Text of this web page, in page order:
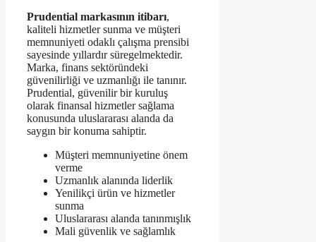
Prudential markasının itibarı,
kaliteli hizmetler sunma ve müşteri
memnuniyeti odaklı çalışma prensibi
sayesinde yıllardır süregelmektedir.
Marka, finans sektöründeki
güvenilirliği ve uzmanlığı ile tanınır.
Prudential, güvenilir bir kuruluş
olarak finansal hizmetler sağlama
konusunda uluslararası alanda da
saygın bir konuma sahiptir.
Müşteri memnuniyetine önem
verme
Uzmanlık alanında liderlik
Yenilikçi ürün ve hizmetler
sunma
Uluslararası alanda tanınmışlık
Mali güvenlik ve sağlamlık